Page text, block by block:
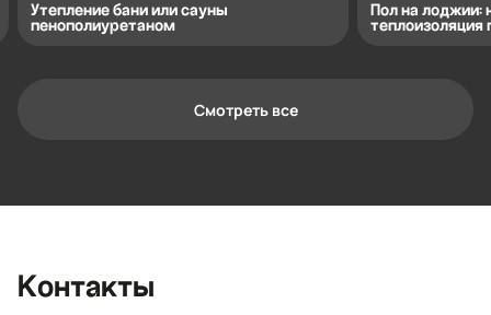
Утепление бани или сауны
пенополиуретаном
Пол на лоджии:
теплоизоляция
Смотреть все
Контактыopt@ecotermix.ru